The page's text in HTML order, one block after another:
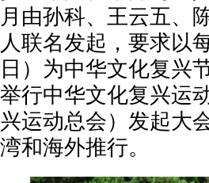
月由孙科、王云五、
人联名发起，要求以
日）为中华文化复兴
举行中华文化复兴运
兴运动总会）发起大
湾和海外推行。